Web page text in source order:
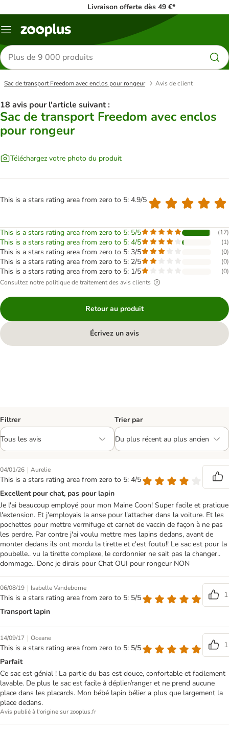
Livraison offerte dès 49 €*
Menu
Rechercher
des
produits
Sac de transport Freedom avec enclos pour rongeur Avis de client
18 avis pour l'article suivant :
Sac de transport Freedom avec enclos
pour rongeur
Téléchargez votre photo du produit
This is a stars rating area from zero to 5: 4.9/5
This is a stars rating area from zero to 5: 5/5 (17)
This is a stars rating area from zero to 5: 4/5 (1)
This is a stars rating area from zero to 5: 3/5 (0)
This is a stars rating area from zero to 5: 2/5 (0)
This is a stars rating area from zero to 5: 1/5 (0)
Consultez notre politique de traitement des avis clients
Retour au produit
Écrivez un avis
Filtrer Trier par
04/01/26 | Aurelie
This is a stars rating area from zero to 5: 4/5
Excellent pour chat, pas pour lapin
Je l'ai beaucoup employé pour mon Maine Coon! Super facile et pratique
l'extension. Et j'employais la anse pour l'attacher dans la voiture. Et les
pochettes pour mettre vermifuge et carnet de vaccin de façon à ne pas
les perdre. Par contre j'ai voulu mettre mes lapins dedans, avant de
monter dedans ils ont mordu la tirette et c'est foutu!! Le sac est pour la
poubelle.. vu la tirette complexe, le cordonnier ne sait pas la changer..
dommage.. Donc je dirais pour Chat OUI pour rongeur NON
06/08/19 | Isabelle Vandeborne
This is a stars rating area from zero to 5: 5/5
1
Transport lapin
14/09/17 | Oceane
This is a stars rating area from zero to 5: 5/5
1
Parfait
Ce sac est génial ! La partie du bas est douce, confortable et facilement
lavable. De plus le sac est facile à déplier/ranger et ne prend aucune
place dans les placards. Mon bébé lapin bélier a plus que largement la
place dedans.
Avis publié à l'origine sur zooplus.fr